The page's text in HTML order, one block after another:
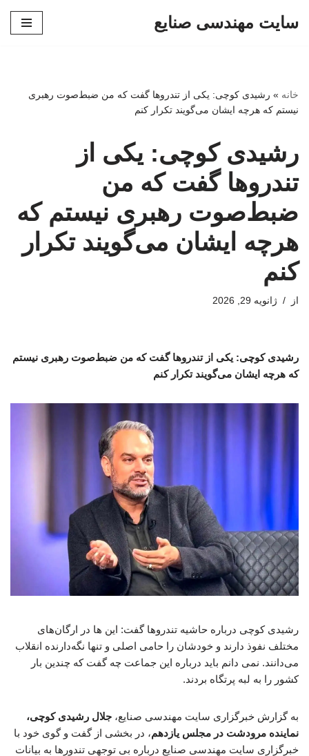
سایت مهندسی صنایع
خانه » رشیدی کوچی: یکی از تندروها گفت که من ضبط‌صوت رهبری
نیستم که هرچه ایشان می‌گویند تکرار کنم
رشیدی کوچی: یکی از
تندروها گفت که من
ضبط‌صوت رهبری نیستم که
هرچه ایشان می‌گویند تکرار
کنم
از ژانویه 29, 2026
رشیدی کوچی: یکی از تندروها گفت که من ضبط‌صوت رهبری نیستم
که هرچه ایشان می‌گویند تکرار کنم
رشیدی کوچی درباره حاشیه تندروها گفت: این ها در ارگان‌های
مختلف نفوذ دارند و خودشان را حامی اصلی و تنها نگه‌دارنده انقلاب
می‌دانند. نمی دانم باید درباره این جماعت چه گفت که چندین بار
کشور را به لبه پرتگاه بردند.
به گزارش خبرگزاری سایت مهندسی صنایع، جلال رشیدی کوچی،
نماینده مرودشت در مجلس یازدهم، در بخشی از گفت و گوی خود با
خبرگزاری سایت مهندسی صنایع درباره بی توجهی تندورها به بیانات